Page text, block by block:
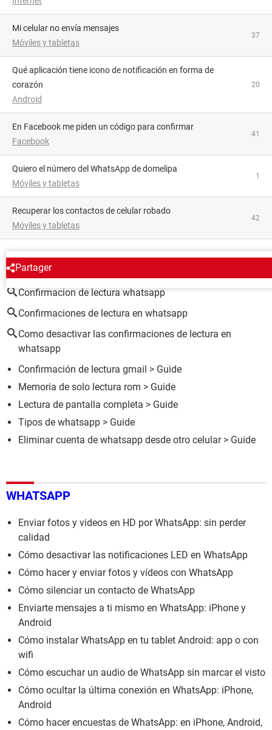
Mi celular no envía mensajes
Móviles y tabletas
37
Qué aplicación tiene icono de notificación en forma de
corazón
Android
20
En Facebook me piden un código para confirmar
Facebook
41
Quiero el número del WhatsApp de domelipa
Móviles y tabletas
1
Recuperar los contactos de celular robado
Móviles y tabletas
42
Partager
ALREDEDOR DEL MISMO TEMA
Confirmacion de lectura whatsapp
Confirmaciones de lectura en whatsapp
Como desactivar las confirmaciones de lectura en
whatsapp
Confirmación de lectura gmail > Guide
Memoria de solo lectura rom > Guide
Lectura de pantalla completa > Guide
Tipos de whatsapp > Guide
Eliminar cuenta de whatsapp desde otro celular> Guide
WHATSAPP
Enviar fotos y videos en HD por WhatsApp: sin perder
calidad
Cómo desactivar las notificaciones LED en WhatsApp
Cómo hacer y enviar fotos y vídeos con WhatsApp
Cómo silenciar un contacto de WhatsApp
Enviarte mensajes a ti mismo en WhatsApp: iPhone y
Android
Cómo instalar WhatsApp en tu tablet Android: app o con
wifi
Cómo escuchar un audio de WhatsApp sin marcar el visto
Cómo ocultar la última conexión en WhatsApp: iPhone,
Android
Cómo hacer encuestas de WhatsApp: en iPhone, Android,